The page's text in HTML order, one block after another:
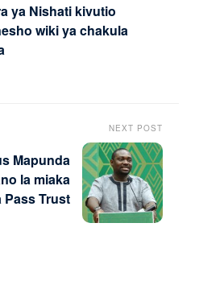
ya Nishati kivutio
wiki ya chakula
NEXT POST
Mapunda
la miaka
Pass Trust